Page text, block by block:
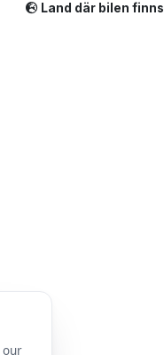
Land där bilen finns
our